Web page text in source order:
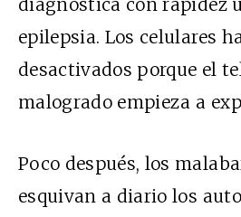
diagnostica con rapidez
epilepsia. Los celulares
desactivados porque el
malogrado empieza a
Poco después, los
esquivan a diario los